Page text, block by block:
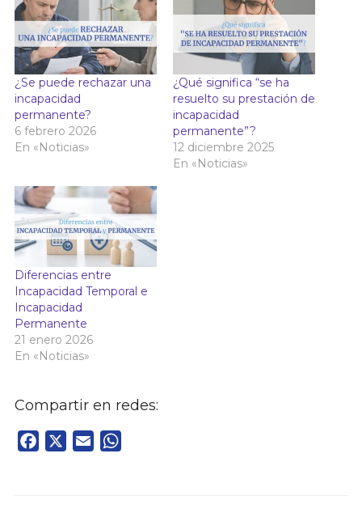
¿Se puede rechazar una
incapacidad
permanente?
6 febrero 2026
En «Noticias»
¿Qué significa “se ha
resuelto su prestación de
incapacidad
permanente”?
12 diciembre 2025
En «Noticias»
Diferencias entre
Incapacidad Temporal e
Incapacidad
Permanente
21 enero 2026
En «Noticias»
Compartir en redes:
Facebook Email